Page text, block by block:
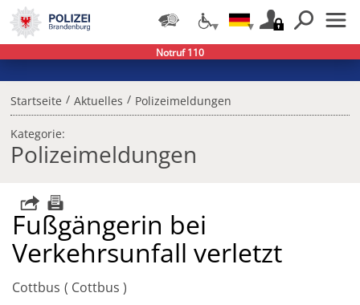
Startseite / Aktuelles / Polizeimeldungen
Kategorie:
Polizeimeldungen
Fußgängerin bei
Verkehrsunfall verletzt
Cottbus Cottbus
Notruf 110